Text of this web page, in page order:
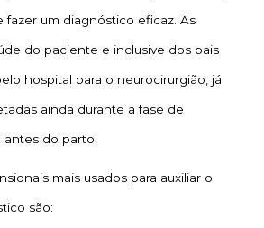
um diagnóstico eficaz. As
do paciente e inclusive dos pais
hospital para o neurocirurgião, já
ainda durante a fase de
do parto.
mais usados para auxiliar o
são: